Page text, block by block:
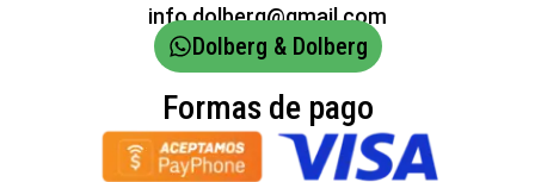
info.dolberg@gmail.com
Dolberg & Dolberg
Formas de pago